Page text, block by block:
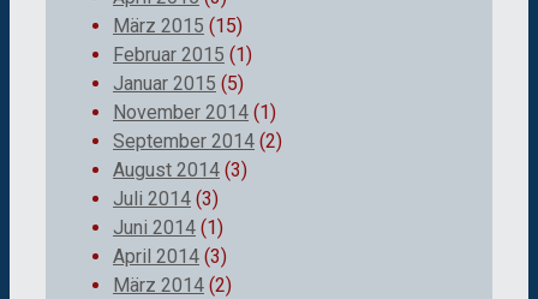
März 2015 (15)
Februar 2015 (1)
Januar 2015 (5)
November 2014 (1)
September 2014 (2)
August 2014 (3)
Juli 2014 (3)
Juni 2014 (1)
April 2014 (3)
März 2014 (2)